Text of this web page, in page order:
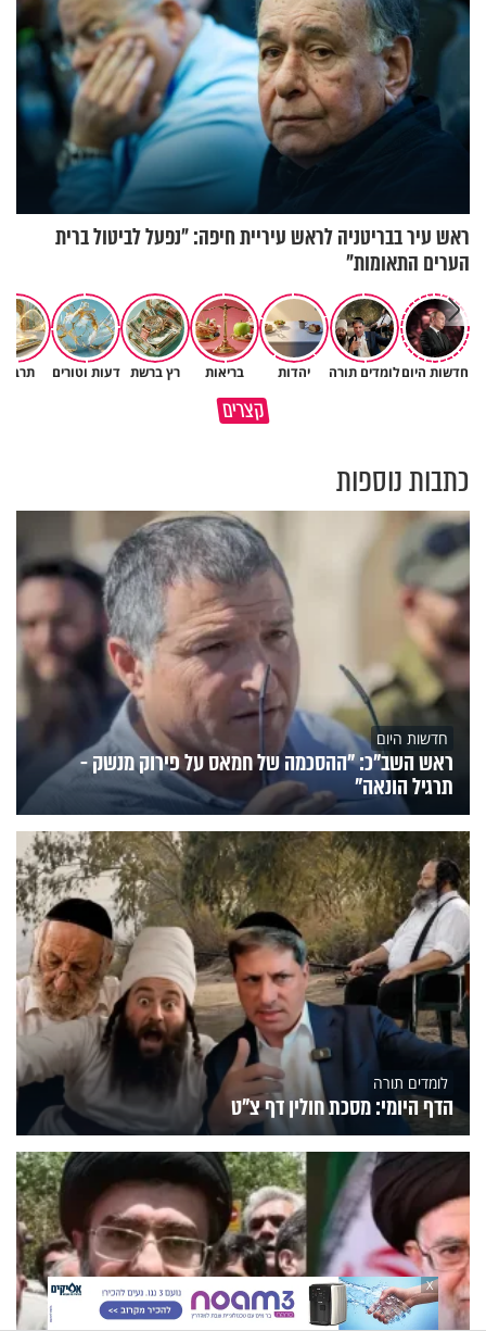
ראש עיר בבריטניה לראש עיריית חיפה: ״נפעל לביטול ברית
הערים התאומות״
חדשות היוםלומדים תורה יהדות בריאות רץ ברשת דעות וטורים
קצריםמדוע האמונה נמשלה למלח?
גם ׳הרע׳ זה הרחמים של בורא
כתבות נוספות
חדשות היום
ראש השב"כ: "ההסכמה של חמאס על פירוק מנשק -
תרגיל הונאה"
לומדים תורה
הדף היומי: מסכת חולין דף צ"ט
X